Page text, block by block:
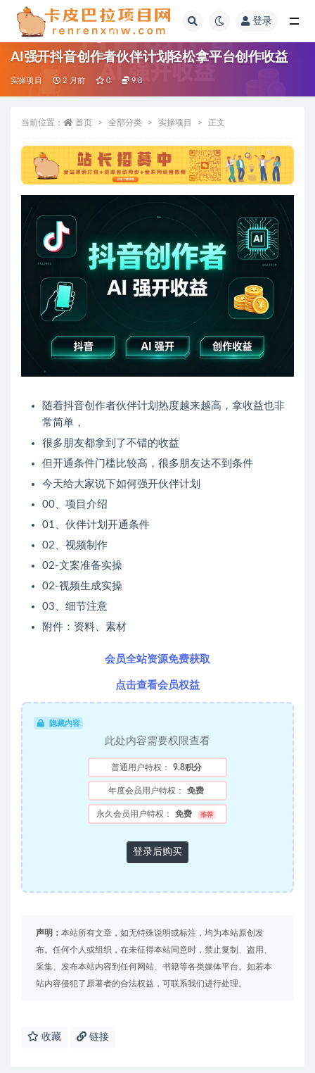
登录
AI强开抖音创作者伙伴计划轻松拿平台创作收益
实操项目 2 月前 0 9.8
当前位置： 首页 全部分类 实操项目 正文
随着抖音创作者伙伴计划热度越来越高，拿收益也非
常简单，
很多朋友都拿到了不错的收益
但开通条件门槛比较高，很多朋友达不到条件
今天给大家说下如何强开伙伴计划
00、项目介绍
01、伙伴计划开通条件
02、视频制作
02-文案准备实操
02-视频生成实操
03、细节注意
附件：资料、素材
会员全站资源免费获取
点击查看会员权益
隐藏内容
此处内容需要权限查看
普通用户特权： 9.8积分
年度会员用户特权： 免费
永久会员用户特权： 免费 推荐
登录后购买
声明： 本站所有文章，如无特殊说明或标注，均为本站原创发
布。任何个人或组织，在未征得本站同意时，禁止复制、盗用、
采集、发布本站内容到任何网站、书籍等各类媒体平台。如若本
站内容侵犯了原著者的合法权益，可联系我们进行处理。
收藏 链接
全部